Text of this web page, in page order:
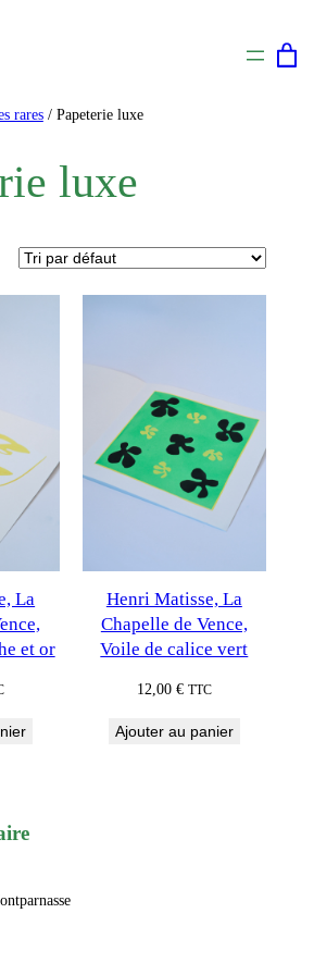
rares/ Papeterie luxe
luxe
La
et or
Henri Matisse, La
Chapelle de Vence,
Voile de calice vert
12,00 € TTC
Ajouter au panier